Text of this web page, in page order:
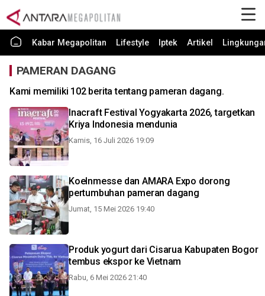
Kabar Megapolitan Lifestyle Iptek Artikel
PAMERAN DAGANG
Kami memiliki 102 berita tentang pameran dagang.
Inacraft Festival Yogyakarta 2026, targetkan
Kriya Indonesia mendunia
Kamis, 16 Juli 2026 19:09
Koelnmesse dan AMARA Expo dorong
pertumbuhan pameran dagang
Jumat, 15 Mei 2026 19:40
Produk yogurt dari Cisarua Kabupaten Bogor
tembus ekspor ke Vietnam
Rabu, 6 Mei 2026 21:40